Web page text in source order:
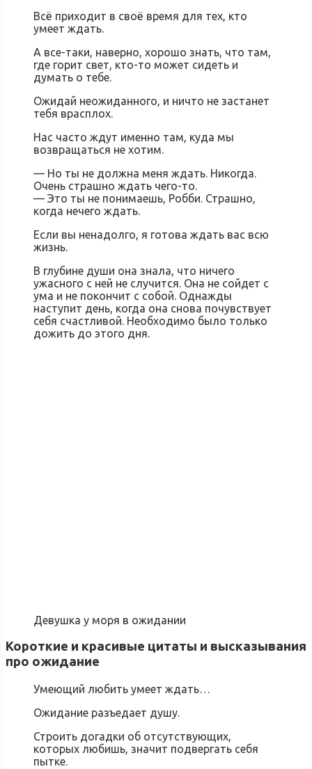
Всё приходит в своё время для тех, кто
умеет ждать.
А все-таки, наверно, хорошо знать, что там,
где горит свет, кто-то может сидеть и
думать о тебе.
Ожидай неожиданного, и ничто не застанет
тебя врасплох.
Нас часто ждут именно там, куда мы
возвращаться не хотим.
— Но ты не должна меня ждать. Никогда.
Очень страшно ждать чего-то.
— Это ты не понимаешь, Робби. Страшно,
когда нечего ждать.
Если вы ненадолго, я готова ждать вас всю
жизнь.
В глубине души она знала, что ничего
ужасного с ней не случится. Она не сойдет с
ума и не покончит с собой. Однажды
наступит день, когда она снова почувствует
себя счастливой. Необходимо было только
дожить до этого дня.
Девушка у моря в ожидании
Короткие и красивые цитаты и высказывания
про ожидание
Умеющий любить умеет ждать…
Ожидание разъедает душу.
Строить догадки об отсутствующих,
которых любишь, значит подвергать себя
пытке.